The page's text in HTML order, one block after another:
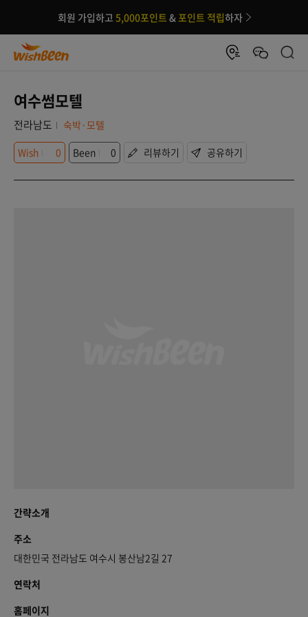
회원 가입하고 5,000포인트 &포인트 적립하자
여수썸모텔
전라남도
숙박·모텔
Wish
0 Been 0 리뷰하기 공유하기
간략소개
주소
대한민국 전라남도 여수시 봉산남2길 27
연락처
홈페이지